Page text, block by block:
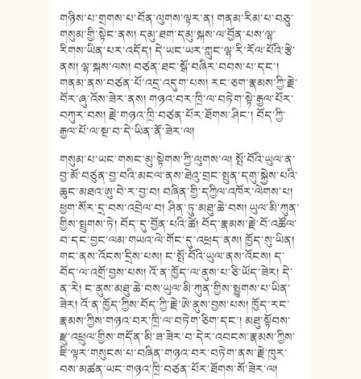
གཉིས་པ་གྲགས་པ་བོན་ལུགས་ལྟར་ན། གནམ་རིམ་པ་བཅུ་
གསུམ་གྱི་སྟེང་ནས། དམུ་ཐག་དམུ་སྐས་ལ་བྱོན་པས་ལྷ་
རིགས་ཡིན་པར་འདོད། དེ་ཡང་ཡར་ཀླུང་ལྷ་རི་རོལ་པོའི་རྩེ་
ནས། ལྷ་སྐས་ལས། བཙན་ཐང་སྒོ་བཞིར་བབས་པ་དང་།
གནམ་ནས་བཙན་པོ་འདྲ་འདུག་པས། རང་ཅག་རྣམས་ཀྱི་རྗེ་
བོར་ཞུ་འོས་ཟེར་ནས། གཉའ་བར་ཁྲི་ལ་བཏེག་སྟེ་རྒྱལ་པོར་
བཀུར་བས། རྗེ་གཉའ་ཁྲི་བཙན་པོར་ཐོགས་ཤིང་། བོད་ཀྱི་
རྒྱལ་པོ་ལ་སྔ་བ་དེ་ཡིན་ནོ་ཟེར་ལ།
གསུམ་པ་ཡང་གསང་མུ་སྟེགས་ཀྱི་ལུགས་ལ། སྤོ་བོའི་ཡུལ་ན་
བྱ་མོ་བཙུན་བྱ་བའི་མངལ་ནས་ཐེའུ་བྲང་སྤུན་དགུ་སྐྱེས་པའི་
ཆུང་མཐའ་ཨུ་བེ་ར་བྱ་བ། བཞིན་གྱི་དཀྱིལ་འཁོར་ལེགས་པ།
ཕྱག་སོར་དྲ་བས་འབྲེལ་བ། ཤིན་ཏུ་མཐུ་ཆེ་བས། ཡུལ་མི་ཀུན་
གྱིས་སྤྲུགས་ཏེ། བོད་དུ་བྱོན་པའི་ཚེ། བོད་རྣམས་རྗེ་བོ་འཚོལ་
བ་དང་བྱང་ལམ་གཡའ་ལེ་གོང་དུ་འཕྲད་ནས། ཁྱོད་སུ་ཡིན།
གང་ནས་འོངས་དྲིས་པས། ང་སྤོ་བོའི་ཡུལ་ནས་འོངས། ད་
བོད་ལ་འགྲོ་བྱས་པས། འོ་ན་ཁྱོད་ལ་ནུས་པ་ཅི་ཡོད་ཟེར། དེ་
ན་རེ། ང་ནུས་མཐུ་ཆེ་བས་ཡུལ་མི་ཀུན་གྱིས་སྤྱུགས་པ་ཡིན་
ཟེར། འོ་ན་ཁྱོད་ཀྱིས་བོད་ཀྱི་རྗེ་ཨེ་ནུས་བྱས་པས། ཁྱོད་རང་
རྣམས་ཀྱིས་གཉའ་བར་ཁྲི་ལ་བཏེག་ཅིག་དང་། མཐུ་སྟོབས་
རྫུ་འཕྲུལ་གྱིས་གདོན་མི་ཟ་ཟེར་བ་དེར་འབངས་རྣམས་ཀྱིས་
ཇི་ལྟར་གསུངས་པ་བཞིན་གཉའ་བར་བཏེག་ནས་རྗེ་ཁུར་
བས་མཚན་ཡང་གཉའ་ཁྲི་བཙན་པོར་ཐོགས་སོ་ཟེར་ལ།